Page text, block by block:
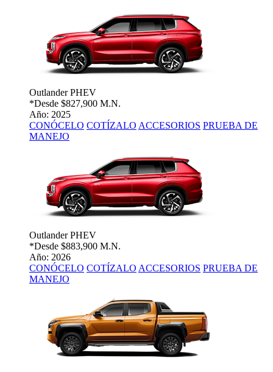
Outlander PHEV
*Desde $827,900 M.N.
Año: 2025
CONÓCELO COTÍZALO ACCESORIOS PRUEBA DE
MANEJO
Outlander PHEV
*Desde $883,900 M.N.
Año: 2026
CONÓCELO COTÍZALO ACCESORIOS PRUEBA DE
MANEJO